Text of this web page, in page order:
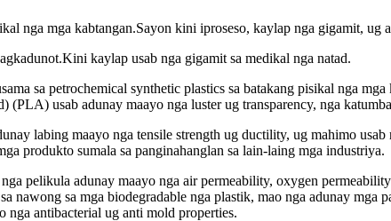
nga mga kabtangan.Sayon kini iproseso, kaylap nga gigamit, ug
kaylap usab nga gigamit sa medikal nga natad.
sa petrochemical synthetic plastics sa batakang pisikal nga
usab adunay maayo nga luster ug transparency, nga
labing maayo nga tensile strength ug ductility, ug mahimo
produkto sumala sa panginahanglan sa lain-laing mga industriya.
pelikula adunay maayo nga air permeability, oxygen
nawong sa mga biodegradable nga plastik, mao nga adunay
nga antibacterial ug anti mold properties.